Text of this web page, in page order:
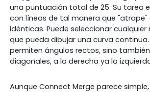
una puntuación total de 25. Su tarea
con líneas de tal manera que "atrape"
idénticas. Puede seleccionar cualquier
que pueda dibujar una curva continua.
permiten ángulos rectos, sino
diagonales, a la derecha ya la
Aunque Connect Merge parece